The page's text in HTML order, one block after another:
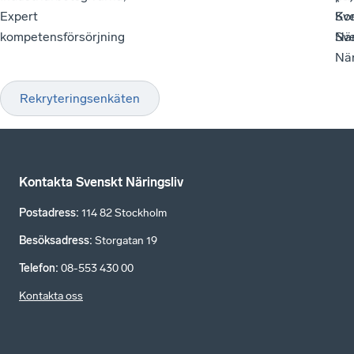
Expert
kompetensförsörjning
Rekryteringsenkäten
Kontakta Svenskt Näringsliv
Postadress: 114 82 Stockholm
Besöksadress: Storgatan 19
Telefon: 08-553 430 00
Kontakta oss